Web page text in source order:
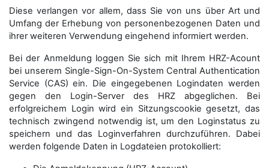
Diese verlangen vor allem, dass Sie von uns über Art und
Umfang der Erhebung von personenbezogenen Daten und
ihrer weiteren Verwendung eingehend informiert werden.
Bei der Anmeldung loggen Sie sich mit Ihrem HRZ-Acount
bei unserem Single-Sign-On-System Central Authentication
Service (CAS) ein. Die eingegebenen Logindaten werden
gegen den Login-Server des HRZ abgeglichen. Bei
erfolgreichem Login wird ein Sitzungscookie gesetzt, das
technisch zwingend notwendig ist, um den Loginstatus zu
speichern und das Loginverfahren durchzuführen. Dabei
werden folgende Daten in Logdateien protokolliert: